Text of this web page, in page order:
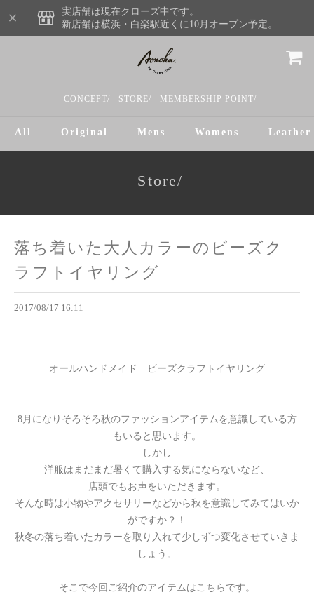
実店舗は現在クローズ中です。
新店舗は横浜・白楽駅近くに10月オープン予定。
CONCEPT/ STORE/ MEMBERSHIP POINT/
All Original Mens Womens Leather
Store/
落ち着いた大人カラーのビーズク
ラフトイヤリング
2017/08/17 16:11
オールハンドメイド ビーズクラフトイヤリング
8月になりそろそろ秋のファッションアイテムを意識している方
もいると思います。
しかし
洋服はまだまだ暑くて購入する気にならないなど、
店頭でもお声をいただきます。
そんな時は小物やアクセサリーなどから秋を意識してみてはいか
がですか？！
秋冬の落ち着いたカラーを取り入れて少しずつ変化させていきま
しょう。
そこで今回ご紹介のアイテムはこちらです。